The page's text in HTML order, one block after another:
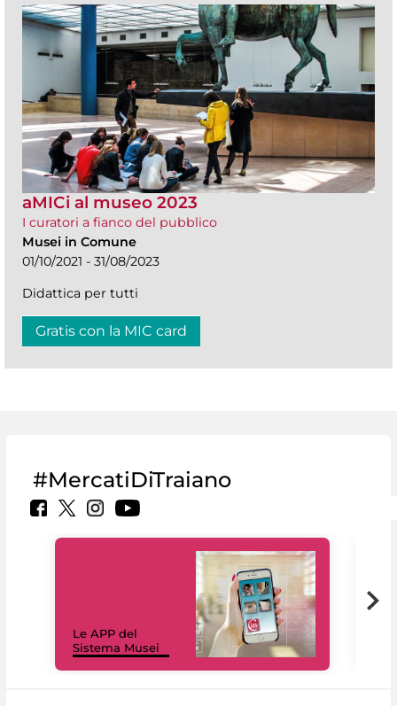
aMICi al museo 2023
I curatori a fianco del pubblico
Musei in Comune
01/10/2021 - 31/08/2023
Didattica per tutti
Gratis con la MIC card
#MercatiDiTraiano
Le APP del
Sistema Musei